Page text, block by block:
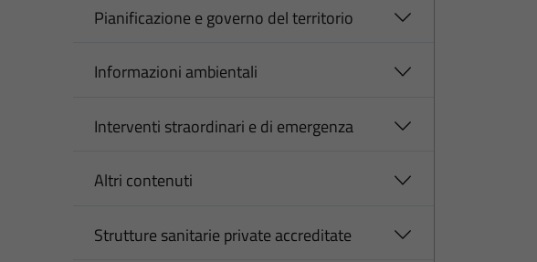
Pianificazione e governo del territorio
Informazioni ambientali
Interventi straordinari e di emergenza
Altri contenuti
Strutture sanitarie private accreditate